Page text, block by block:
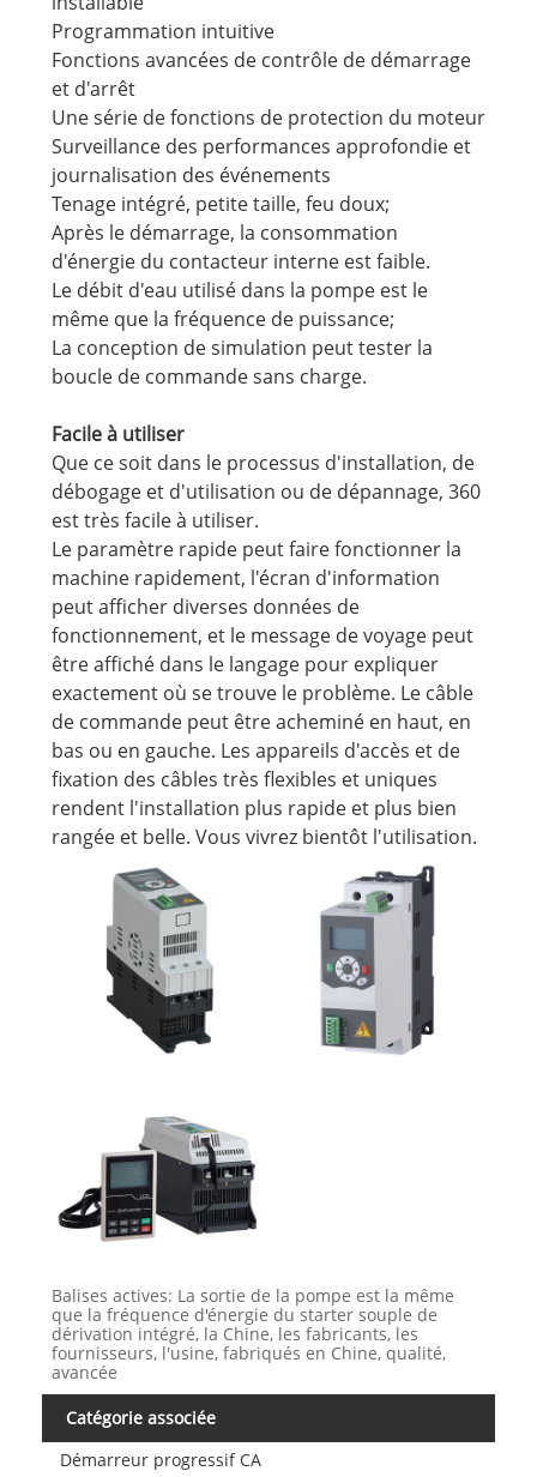
Programmation intuitive
Fonctions avancées de contrôle de démarrage
et d'arrêt
Une série de fonctions de protection du moteur
Surveillance des performances approfondie et
journalisation des événements
Tenage intégré, petite taille, feu doux;
Après le démarrage, la consommation
d'énergie du contacteur interne est faible.
Le débit d'eau utilisé dans la pompe est le
même que la fréquence de puissance;
La conception de simulation peut tester la
boucle de commande sans charge.
Facile à utiliser
Que ce soit dans le processus d'installation, de
débogage et d'utilisation ou de dépannage, 360
est très facile à utiliser.
Le paramètre rapide peut faire fonctionner la
machine rapidement, l'écran d'information
peut afficher diverses données de
fonctionnement, et le message de voyage peut
être affiché dans le langage pour expliquer
exactement où se trouve le problème. Le câble
de commande peut être acheminé en haut, en
bas ou en gauche. Les appareils d'accès et de
fixation des câbles très flexibles et uniques
rendent l'installation plus rapide et plus bien
rangée et belle. Vous vivrez bientôt l'utilisation.
Balises actives: La sortie de la pompe est la même
que la fréquence d'énergie du starter souple de
dérivation intégré, la Chine, les fabricants, les
fournisseurs, l'usine, fabriqués en Chine, qualité,
avancée
Catégorie associée
Démarreur progressif CA